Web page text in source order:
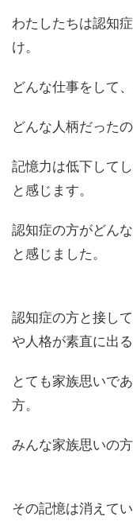
わたしたちは認知
け。
どんな仕事をして
どんな人柄だったの
記憶力は低下して
と感じます。
認知症の方がどん
と感じました。
認知症の方と接し
や人格が素直に出る
とても家族思いで
方。
みんな家族思いの方
その記憶は消えて